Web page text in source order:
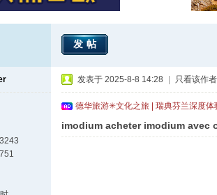
发帖
发表于 2025-8-8 14:28 只看该作者
德华旅游✳文化之旅 | 瑞典芬兰深度
imodium acheter imodium avec